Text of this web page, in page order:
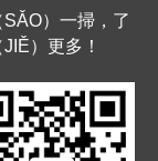
SǍO）一掃，了
）更多！